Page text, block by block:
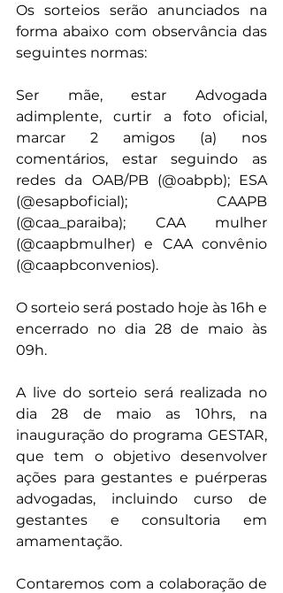
Os sorteios serão anunciados na
forma abaixo com observância das
seguintes normas:
Ser mãe, estar Advogada
adimplente, curtir a foto oficial,
marcar 2 amigos (a) nos
comentários, estar seguindo as
redes da OAB/PB (@oabpb); ESA
(@esapboficial); CAAPB
(@caa_paraiba); CAA mulher
(@caapbmulher) e CAA convênio
(@caapbconvenios).
O sorteio será postado hoje às 16h e
encerrado no dia 28 de maio às
09h.
A live do sorteio será realizada no
dia 28 de maio as 10hrs, na
inauguração do programa GESTAR,
que tem o objetivo desenvolver
ações para gestantes e puérperas
advogadas, incluindo curso de
gestantes e consultoria em
amamentação.
Contaremos com a colaboração de